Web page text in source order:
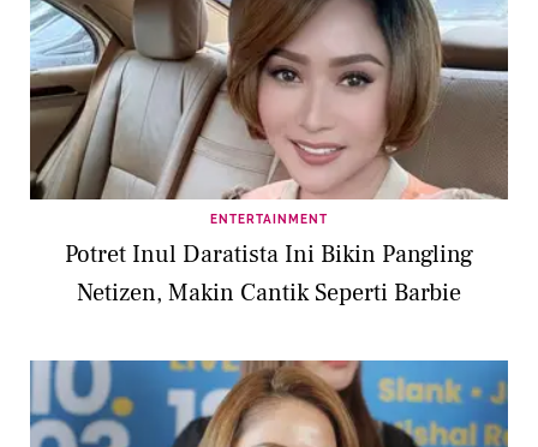
ENTERTAINMENT
Potret Inul Daratista Ini Bikin Pangling
Netizen, Makin Cantik Seperti Barbie